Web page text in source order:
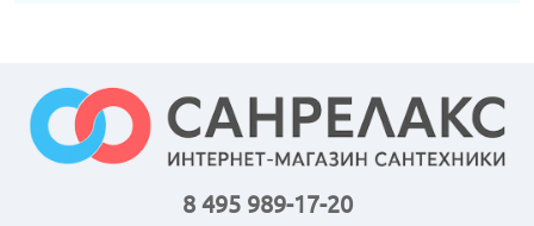
8 495 989-17-20